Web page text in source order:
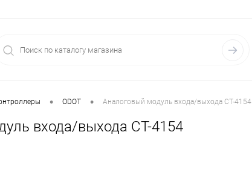
• ODOT • Аналоговый модуль входа/выхода CT-4154
входа/выхода CT-4154